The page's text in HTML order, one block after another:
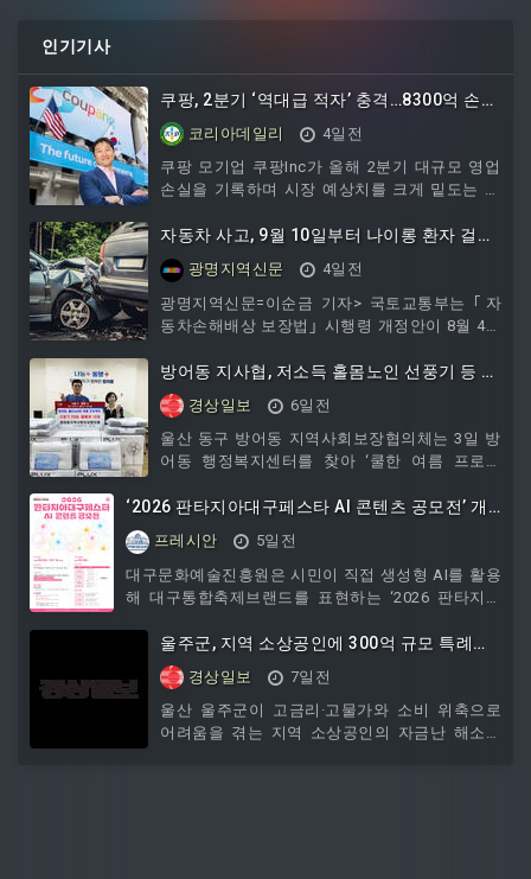
인기기사
쿠팡, 2분기 ‘역대급 적자’ 충격…8300억 손실
에 세금 리스크까지 겹쳤다
코리아데일리
4일전
쿠팡 모기업 쿠팡Inc가 올해 2분기 대규모 영업
손실을 기록하며 시장 예상치를 크게 밑도는 실
과 세무 리스크가 동시에 부각되면서 향후 실적
회복 여부에 관심이 쏠리고 있다.쿠팡Inc는 2분
기 영업손실이 약 8350억원을 기록했다고 5일 밝
혔다.상반기 누적 영업손실 규모는 1조2000억원
에 육박한다. 이는 최근 수년간 이어온 수익 개선
악화의 주요 원인으로는 개인정보 유출 사태와
관련한 대규모 제재 비용이 꼽힌다. 관
자동차 사고, 9월 10일부터 나이롱 환자 걸러
낸다광명지역신문
4일전
광명지역신문=이순금 기자> 국토교통부는 ｢자
동차손해배상 보장법｣ 시행령 개정안이 8월 4일
이라고 밝혔다.｢자동차손배법｣ 시행령 개정안은
일부 나이롱환자에게 과도하게 지급되었던 보험
금 누수를 방지하기 위해 마련됐다. 이번 개정으
로 9월 10일 이후 교통사고를 당한 경상환자가 8
주를 초과하여 치료를 받으려면, 자동차손해배상
쳐야 한다. 검토 대상은 경상환자 중 염좌와 타박
방어동 지사협, 저소득 홀몸노인 선풍기 등 지
원
경상일보
6일전
울산 동구 방어동 지역사회보장협의체는 3일 방
어동 행정복지센터를 찾아 ‘쿨한 여름 프로젝
풍기 20대와 쿨 베개 10개를 전달했다.
‘2026 판타지아대구페스타 AI 콘텐츠 공모전’ 개
최
프레시안
5일전
대구문화예술진흥원은 시민이 직접 생성형 AI를 활용
해 대구통합축제브랜드를 표현하는 ‘2026 판타지아
전은 8월 3일~9월 11일까지 진행되며, 대구의 문화와
축제에 관심 있는 대한민국 국민이라면 누구나 개인
또는 팀으로 참여할 수 있다. 공모 분야는 △AI 로고송
△AI 숏폼 △AI 이미지(포스터·웹
울주군, 지역 소상공인에 300억 규모 특례보
증 지원경상일보
7일전
울산 울주군이 고금리·고물가와 소비 위축으로
어려움을 겪는 지역 소상공인의 자금난 해소를